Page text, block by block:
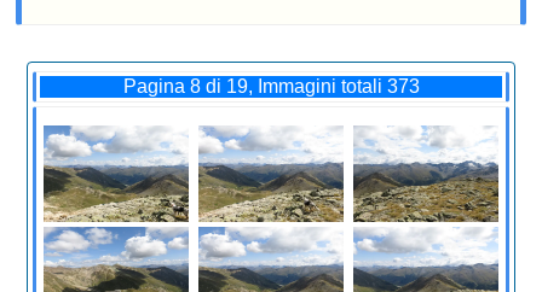
Pagina 8 di 19, Immagini totali 373